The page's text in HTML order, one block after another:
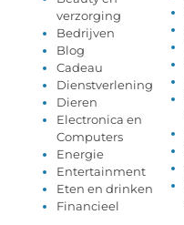
verzorging
Bedrijven
Blog
Cadeau
Dienstverlening
Dieren
Electronica en
Computers
Energie
Entertainment
Eten en drinken
Financieel